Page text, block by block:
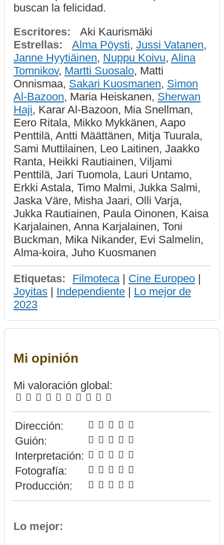
buscan la felicidad.
Escritores:
Aki Kaurismäki
Estrellas:
Alma Pöysti, Jussi Vatanen,
Janne Hyytiäinen, Nuppu Koivu, Alina
Tomnikov, Martti Suosalo, Matti
Onnismaa, Sakari Kuosmanen, Simon
Al-Bazoon, Maria Heiskanen, Sherwan
Haji, Karar Al-Bazoon, Mia Snellman,
Eero Ritala, Mikko Mykkänen, Aapo
Penttilä, Antti Määttänen, Mitja Tuurala,
Sami Muttilainen, Leo Laitinen, Jaakko
Ranta, Heikki Rautiainen, Viljami
Penttilä, Jari Tuomola, Lauri Untamo,
Erkki Astala, Timo Malmi, Jukka Salmi,
Jaska Väre, Misha Jaari, Olli Varja,
Jukka Rautiainen, Paula Oinonen, Kaisa
Karjalainen, Anna Karjalainen, Toni
Buckman, Mika Nikander, Evi Salmelin,
Alma-koira, Juho Kuosmanen
Etiquetas: Filmoteca | Cine Europeo |
Joyitas | Independiente | Lo mejor de
2023
Mi opinión
Mi valoración global:
Dirección:
Guión:
Interpretación:
Fotografía:
Producción:
Lo mejor: